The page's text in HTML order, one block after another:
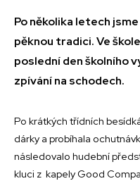
Po několika letech
pěknou tradici. Ve
poslední den školního
zpívání na schodech.
Po krátkých třídních
dárky a probíhala
následovalo hudební
kluci z kapely Good